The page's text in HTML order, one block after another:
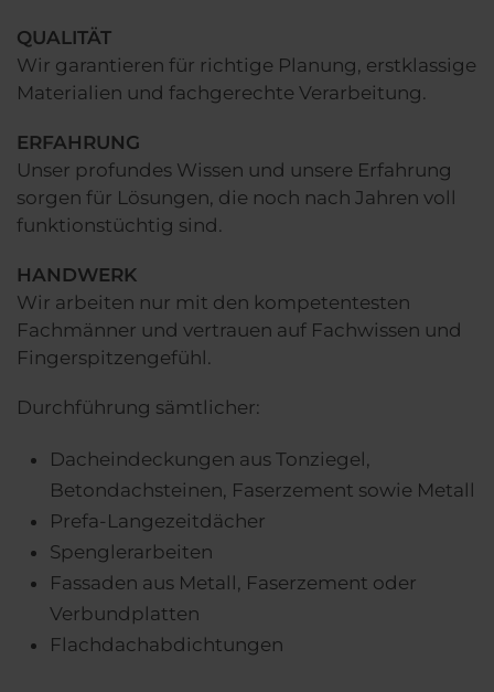
QUALITÄT
Wir garantieren für richtige Planung, erstklassige
Materialien und fachgerechte Verarbeitung.
ERFAHRUNG
Unser profundes Wissen und unsere Erfahrung
sorgen für Lösungen, die noch nach Jahren voll
funktionstüchtig sind.
HANDWERK
Wir arbeiten nur mit den kompetentesten
Fachmänner und vertrauen auf Fachwissen und
Fingerspitzengefühl.
Durchführung sämtlicher:
Dacheindeckungen aus Tonziegel,
Betondachsteinen, Faserzement sowie Metall
Prefa-Langezeitdächer
Spenglerarbeiten
Fassaden aus Metall, Faserzement oder
Verbundplatten
Flachdachabdichtungen